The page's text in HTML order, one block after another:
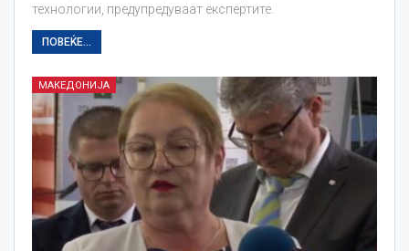
технологии, предупредуваат експертите.
ПОВЕЌЕ...
МАКЕДОНИЈА